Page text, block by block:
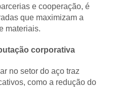
e cooperação, é
que maximizam a
materiais.
corporativa
no setor do aço traz
como a redução do